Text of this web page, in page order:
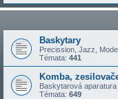
Baskytary
Precission, Jazz,
Témata: 441
Komba,
Baskytarová aparatura
Témata: 649